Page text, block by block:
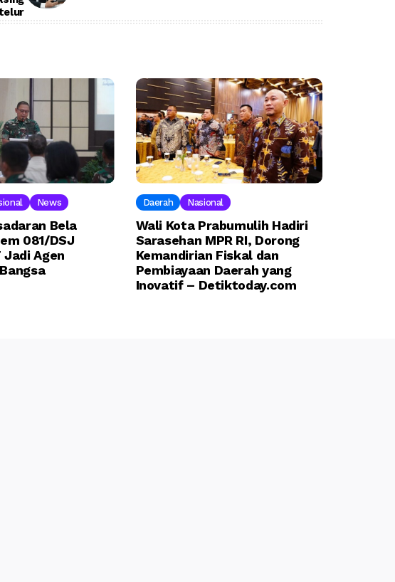
News
Bela
081/DSJ
Jadi Agen
Daerah Nasional
Wali Kota Prabumulih Hadiri
Sarasehan MPR RI, Dorong
Kemandirian Fiskal dan
Pembiayaan Daerah yang
Inovatif – Detiktoday.com